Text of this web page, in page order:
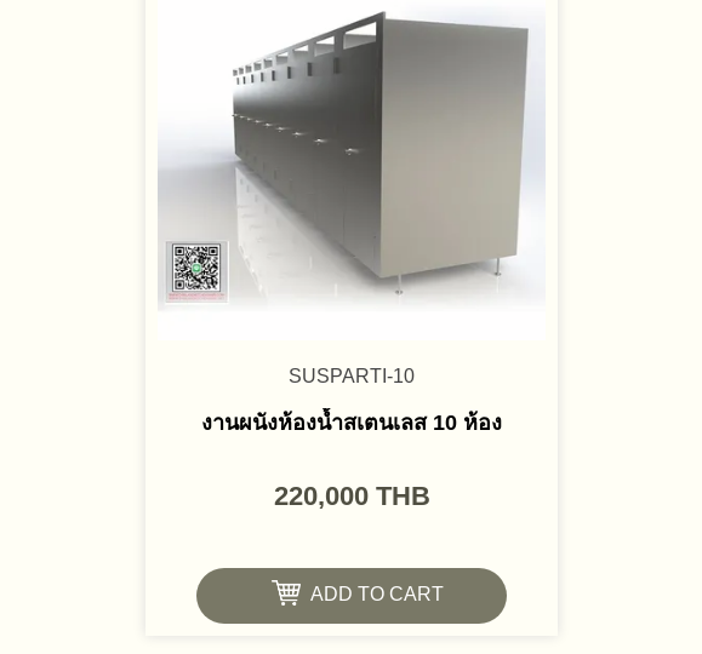
SUSPARTI-10
งานผนังห้องน้ำสเตนเลส 10 ห้อง
220,000 THB
ADD TO CART